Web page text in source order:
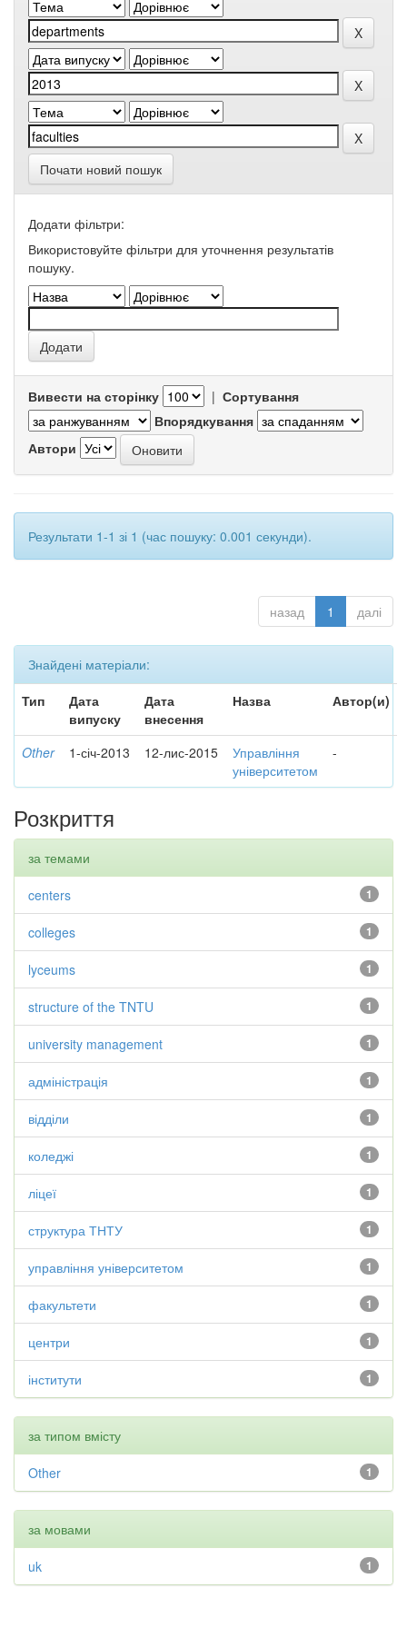
Почати новий пошук
Додати фільтри:
Використовуйте фільтри для уточнення результатів
пошуку.
Вивести на сторінку | Сортування
Впорядкування
Автори
Результати 1-1 зі 1 (час пошуку: 0.001 секунди).
назад 1 далі
Знайдені матеріали:
Тип
Дата
випуску
Дата
внесення
Назва Автор(и)
Other 1-січ-2013 12-лис-2015
Управління
університетом
-
Розкриття
за темами
1
centers
1
colleges
1
lyceums
1
structure of the TNTU
1
university management
1
адміністрація
1
відділи
1
коледжі
1
ліцеї
1
структура ТНТУ
1
управління університетом
1
факультети
1
центри
1
інститути
за типом вмісту
1
Other
за мовами
1
uk